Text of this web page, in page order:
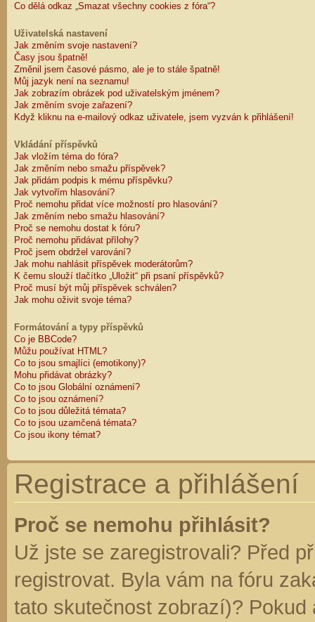
Co dělá odkaz „Smazat všechny cookies z fóra“?
Uživatelská nastavení
Jak změním svoje nastavení?
Časy jsou špatně!
Změnil jsem časové pásmo, ale je to stále špatně!
Můj jazyk není na seznamu!
Jak zobrazím obrázek pod uživatelským jménem?
Jak změním svoje zařazení?
Když kliknu na e-mailový odkaz uživatele, jsem vyzván k přihlášení!
Vkládání příspěvků
Jak vložím téma do fóra?
Jak změním nebo smažu příspěvek?
Jak přidám podpis k mému příspěvku?
Jak vytvořím hlasování?
Proč nemohu přidat více možností pro hlasování?
Jak změním nebo smažu hlasování?
Proč se nemohu dostat k fóru?
Proč nemohu přidávat přílohy?
Proč jsem obdržel varování?
Jak mohu nahlásit příspěvek moderátorům?
K čemu slouží tlačítko „Uložit“ při psaní příspěvků?
Proč musí být můj příspěvek schválen?
Jak mohu oživit svoje téma?
Formátování a typy příspěvků
Co je BBCode?
Můžu používat HTML?
Co to jsou smajlíci (emotikony)?
Mohu přidávat obrázky?
Co to jsou Globální oznámení?
Co to jsou oznámení?
Co to jsou důležitá témata?
Co to jsou uzamčená témata?
Co jsou ikony témat?
Registrace a přihlášení
Proč se nemohu přihlásit?
Už jste se zaregistrovali? Před
registrovat. Byla vám na fóru
tato skutečnost zobrazí)?